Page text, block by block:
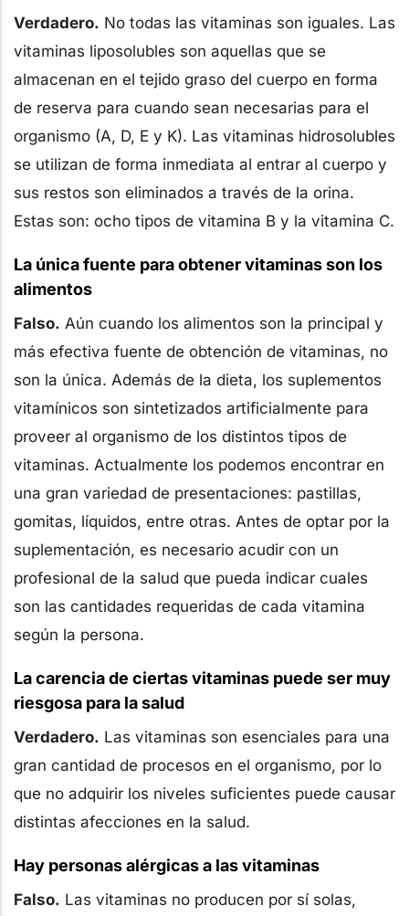
Verdadero. No todas las vitaminas son iguales. Las
vitaminas liposolubles son aquellas que se
almacenan en el tejido graso del cuerpo en forma
de reserva para cuando sean necesarias para el
organismo (A, D, E y K). Las vitaminas hidrosolubles
se utilizan de forma inmediata al entrar al cuerpo y
sus restos son eliminados a través de la orina.
Estas son: ocho tipos de vitamina B y la vitamina C.
La única fuente para obtener vitaminas son los
alimentos
Falso. Aún cuando los alimentos son la principal y
más efectiva fuente de obtención de vitaminas, no
son la única. Además de la dieta, los suplementos
vitamínicos son sintetizados artificialmente para
proveer al organismo de los distintos tipos de
vitaminas. Actualmente los podemos encontrar en
una gran variedad de presentaciones: pastillas,
gomitas, líquidos, entre otras. Antes de optar por la
suplementación, es necesario acudir con un
profesional de la salud que pueda indicar cuales
son las cantidades requeridas de cada vitamina
según la persona.
La carencia de ciertas vitaminas puede ser muy
riesgosa para la salud
Verdadero. Las vitaminas son esenciales para una
gran cantidad de procesos en el organismo, por lo
que no adquirir los niveles suficientes puede causar
distintas afecciones en la salud.
Hay personas alérgicas a las vitaminas
Falso. Las vitaminas no producen por sí solas,